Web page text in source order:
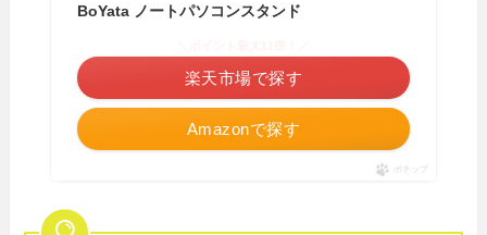
BoYata ノートパソコンスタンド
Amazonで探す
楽天市場で探す
ポチップ